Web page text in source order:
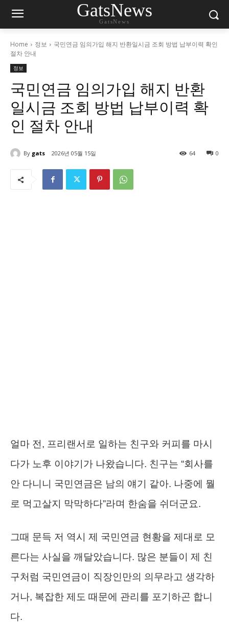
GatsNews
GatsNews
Home 정보
국민연금 임의가입 해지 반환일시금 조회 방법 납부이력 확인
절차 안내
정보
국민연금 임의가입 해지 반환
일시금 조회 방법 납부이력 확
인 절차 안내
By gats 2026년 05월 15일 0
64
얼마 전, 프리랜서로 일하는 친구와 커피를 마시
다가 노후 이야기가 나왔습니다. 친구는 “회사를
안 다니니 국민연금은 남의 얘기 같아. 나중에 뭘
로 먹고살지 막막하다”라며 한숨을 쉬더군요.
그때 문득 저 역시 제 국민연금 현황을 제대로 모
른다는 사실을 깨달았습니다. 많은 분들이 제 친
구처럼 국민연금이 직장인만의 의무라고 생각하
거나, 복잡한 제도 때문에 관리를 포기하곤 합니
다.